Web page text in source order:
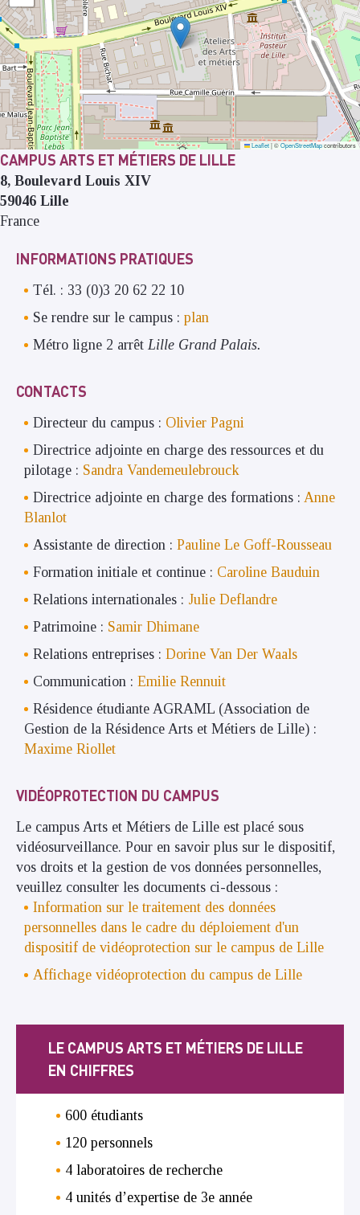
Leaflet|©OpenStreetMapcontributors
CAMPUS ARTS ET MÉTIERS DE LILLE
8, Boulevard Louis XIV
59046 Lille
France
INFORMATIONS PRATIQUES
Tél. : 33 (0)3 20 62 22 10
Se rendre sur le campus : plan
Métro ligne 2 arrêt Lille Grand Palais.
CONTACTS
Directeur du campus : Olivier Pagni
Directrice adjointe en charge des ressources et du
pilotage : Sandra Vandemeulebrouck
Directrice adjointe en charge des formations : Anne
Blanlot
Assistante de direction : Pauline Le Goff-Rousseau
Formation initiale et continue : Caroline Bauduin
Relations internationales : Julie Deflandre
Patrimoine : Samir Dhimane
Relations entreprises : Dorine Van Der Waals
Communication : Emilie Rennuit
Résidence étudiante AGRAML (Association de
Gestion de la Résidence Arts et Métiers de Lille) :
Maxime Riollet
VIDÉOPROTECTION DU CAMPUS
Le campus Arts et Métiers de Lille est placé sous
vidéosurveillance. Pour en savoir plus sur le dispositif,
vos droits et la gestion de vos données personnelles,
veuillez consulter les documents ci-dessous :
Information sur le traitement des données
personnelles dans le cadre du déploiement d'un
dispositif de vidéoprotection sur le campus de Lille
Affichage vidéoprotection du campus de Lille
LE CAMPUS ARTS ET MÉTIERS DE LILLE
EN CHIFFRES
600 étudiants
120 personnels
4 laboratoires de recherche
4 unités d’expertise de 3e année